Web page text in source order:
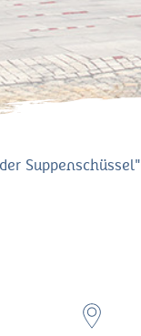
Suppenschüssel"